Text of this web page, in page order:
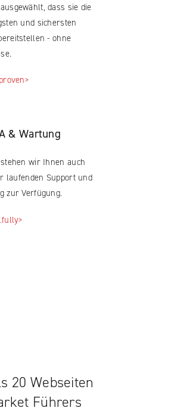
dass sie die
und sichersten
- ohne
& Wartung
wir Ihnen auch
laufenden Support und
zur Verfügung.
20 Webseiten
Führers